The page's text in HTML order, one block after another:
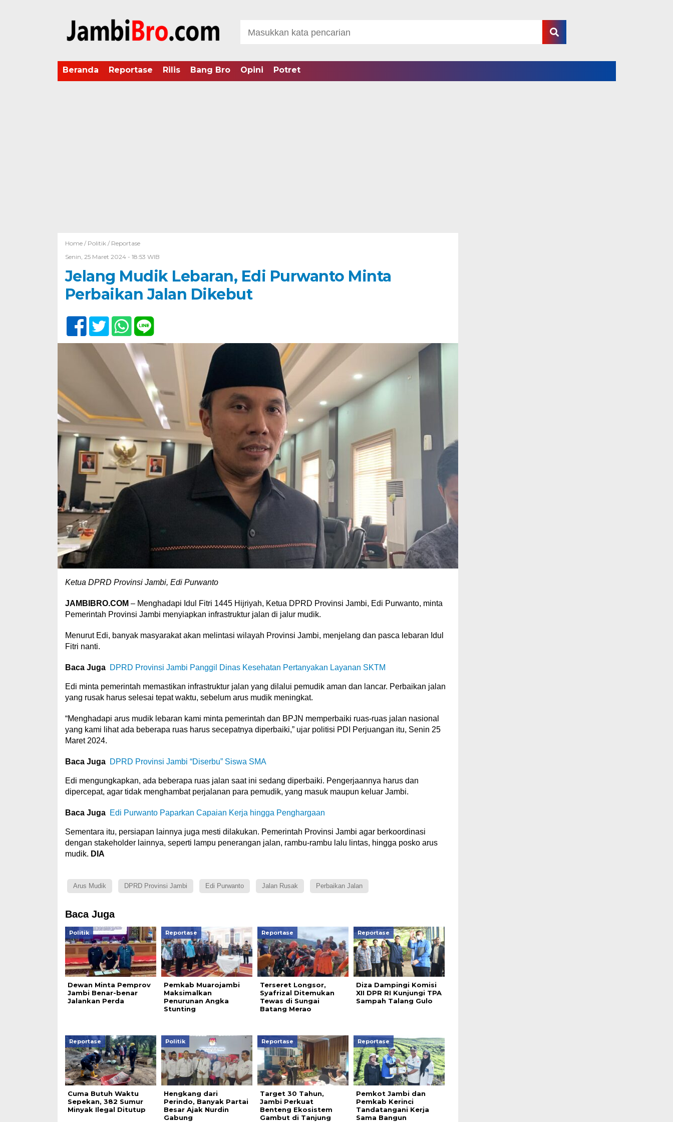
Beranda Reportase Rilis Bang Bro Opini Potret
Home / Politik/ Reportase
Senin, 25 Maret 2024 - 18:53 WIB
Jelang Mudik Lebaran, Edi Purwanto Minta
Perbaikan Jalan Dikebut
Ketua DPRD Provinsi Jambi, Edi Purwanto
JAMBIBRO.COM – Menghadapi Idul Fitri 1445 Hijriyah, Ketua DPRD Provinsi Jambi, Edi Purwanto, minta
Pemerintah Provinsi Jambi menyiapkan infrastruktur jalan di jalur mudik.
Menurut Edi, banyak masyarakat akan melintasi wilayah Provinsi Jambi, menjelang dan pasca lebaran Idul
Fitri nanti.
Baca Juga DPRD Provinsi Jambi Panggil Dinas Kesehatan Pertanyakan Layanan SKTM
Edi minta pemerintah memastikan infrastruktur jalan yang dilalui pemudik aman dan lancar. Perbaikan jalan
yang rusak harus selesai tepat waktu, sebelum arus mudik meningkat.
“Menghadapi arus mudik lebaran kami minta pemerintah dan BPJN memperbaiki ruas-ruas jalan nasional
yang kami lihat ada beberapa ruas harus secepatnya diperbaiki,” ujar politisi PDI Perjuangan itu, Senin 25
Maret 2024.
Baca Juga DPRD Provinsi Jambi “Diserbu” Siswa SMA
Edi mengungkapkan, ada beberapa ruas jalan saat ini sedang diperbaiki. Pengerjaannya harus dan
dipercepat, agar tidak menghambat perjalanan para pemudik, yang masuk maupun keluar Jambi.
Baca Juga Edi Purwanto Paparkan Capaian Kerja hingga Penghargaan
Sementara itu, persiapan lainnya juga mesti dilakukan. Pemerintah Provinsi Jambi agar berkoordinasi
dengan stakeholder lainnya, seperti lampu penerangan jalan, rambu-rambu lalu lintas, hingga posko arus
mudik. DIA
Arus Mudik DPRD Provinsi Jambi Edi Purwanto Jalan Rusak Perbaikan Jalan
Baca Juga
Politik
Dewan Minta Pemprov
Jambi Benar-benar
Jalankan Perda
Reportase
Pemkab Muarojambi
Maksimalkan
Penurunan Angka
Stunting
Reportase
Terseret Longsor,
Syafrizal Ditemukan
Tewas di Sungai
Batang Merao
Reportase
Diza Dampingi Komisi
XII DPR RI Kunjungi TPA
Sampah Talang Gulo
Reportase
Cuma Butuh Waktu
Sepekan, 382 Sumur
Minyak Ilegal Ditutup
Politik
Hengkang dari
Perindo, Banyak Partai
Besar Ajak Nurdin
Gabung
Reportase
Target 30 Tahun,
Jambi Perkuat
Benteng Ekosistem
Gambut di Tanjung
Reportase
Pemkot Jambi dan
Pemkab Kerinci
Tandatangani Kerja
Sama Bangun